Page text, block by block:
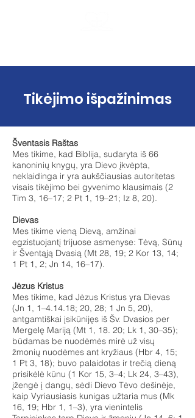
Tikėjimo išpažinimas
Šventasis Raštas
Mes tikime, kad Biblija, sudaryta iš 66
kanoninių knygų, yra Dievo įkvėpta,
neklaidinga ir yra aukščiausias autoritetas
visais tikėjimo bei gyvenimo klausimais (2
Tim 3, 16–17; 2 Pt 1, 19–21; Iz 8, 20).
Dievas
Mes tikime vieną Dievą, amžinai
egzistuojantį trijuose asmenyse: Tėvą, Sūnų
ir Šventąją Dvasią (Mt 28, 19; 2 Kor 13, 14;
1 Pt 1, 2; Jn 14, 16–17).
Jėzus Kristus
Mes tikime, kad Jėzus Kristus yra Dievas
(Jn 1, 1–4.14.18; 20, 28; 1 Jn 5, 20),
antgamtiškai įsikūnijęs iš Šv. Dvasios per
Mergelę Mariją (Mt 1, 18. 20; Lk 1, 30–35);
būdamas be nuodėmės mirė už visų
žmonių nuodėmes ant kryžiaus (Hbr 4, 15;
1 Pt 3, 18); buvo palaidotas ir trečią dieną
prisikėlė kūnu (1 Kor 15, 3–4; Lk 24, 3–43),
įžengė į dangų, sėdi Dievo Tėvo dešinėje,
kaip Vyriausiasis kunigas užtaria mus (Mk
16, 19; Hbr 1, 1–3), yra vienintelis